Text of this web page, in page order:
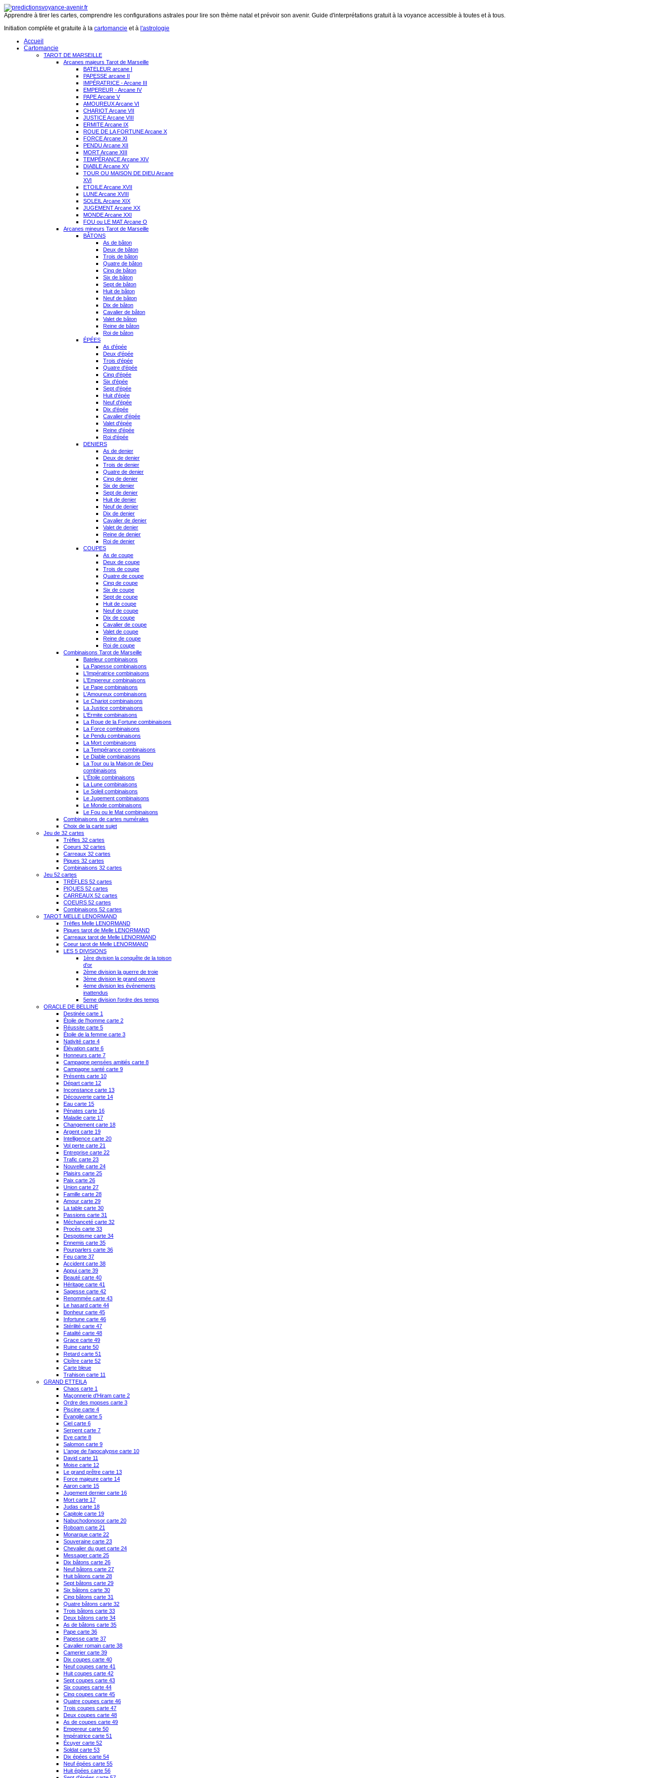
Apprendre à tirer les cartes, comprendre les configurations astrales pour lire son thème natal et prévoir son avenir. Guide d'interprétations gratuit à la voyance accessible à toutes et à tous.
Initiation complète et gratuite à la cartomancie et à l'astrologie
Accueil
Cartomancie
TAROT DE MARSEILLE
Arcanes majeurs Tarot de Marseille
BATELEUR arcane I
PAPESSE arcane II
IMPÉRATRICE - Arcane III
EMPEREUR - Arcane IV
PAPE Arcane V
AMOUREUX Arcane VI
CHARIOT Arcane VII
JUSTICE Arcane VIII
ERMITE Arcane IX
ROUE DE LA FORTUNE Arcane X
FORCE Arcane XI
PENDU Arcane XII
MORT Arcane XIII
TEMPÉRANCE Arcane XIV
DIABLE Arcane XV
TOUR OU MAISON DE DIEU Arcane
XVI
ETOILE Arcane XVII
LUNE Arcane XVIII
SOLEIL Arcane XIX
JUGEMENT Arcane XX
MONDE Arcane XXI
FOU ou LE MAT Arcane O
Arcanes mineurs Tarot de Marseille
BÂTONS
As de bâton
Deux de bâton
Trois de bâton
Quatre de bâton
Cinq de bâton
Six de bâton
Sept de bâton
Huit de bâton
Neuf de bâton
Dix de bâton
Cavalier de bâton
Valet de bâton
Reine de bâton
Roi de bâton
ÉPÉES
As d'épée
Deux d'épée
Trois d'épée
Quatre d'épée
Cinq d'épée
Six d'épée
Sept d'épée
Huit d'épée
Neuf d'épée
Dix d'épée
Cavalier d'épée
Valet d'épée
Reine d'épée
Roi d'épée
DENIERS
As de denier
Deux de denier
Trois de denier
Quatre de denier
Cinq de denier
Six de denier
Sept de denier
Huit de denier
Neuf de denier
Dix de denier
Cavalier de denier
Valet de denier
Reine de denier
Roi de denier
COUPES
As de coupe
Deux de coupe
Trois de coupe
Quatre de coupe
Cinq de coupe
Six de coupe
Sept de coupe
Huit de coupe
Neuf de coupe
Dix de coupe
Cavalier de coupe
Valet de coupe
Reine de coupe
Roi de coupe
Combinaisons Tarot de Marseille
Bateleur combinaisons
La Papesse combinaisons
L'Impératrice combinaisons
L'Empereur combinaisons
Le Pape combinaisons
L'Amoureux combinaisons
Le Chariot combinaisons
La Justice combinaisons
L'Ermite combinaisons
La Roue de la Fortune combinaisons
La Force combinaisons
Le Pendu combinaisons
La Mort combinaisons
La Tempérance combinaisons
Le Diable combinaisons
La Tour ou la Maison de Dieu
combinaisons
L'Étoile combinaisons
La Lune combinaisons
Le Soleil combinaisons
Le Jugement combinaisons
Le Monde combinaisons
Le Fou ou le Mat combinaisons
Combinaisons de cartes numérales
Choix de la carte sujet
Jeu de 32 cartes
Trèfles 32 cartes
Coeurs 32 cartes
Carreaux 32 cartes
Piques 32 cartes
Combinaisons 32 cartes
Jeu 52 cartes
TRÈFLES 52 cartes
PIQUES 52 cartes
CARREAUX 52 cartes
COEURS 52 cartes
Combinaisons 52 cartes
TAROT MELLE LENORMAND
Trèfles Melle LENORMAND
Piques tarot de Melle LENORMAND
Carreaux tarot de Melle LENORMAND
Coeur tarot de Melle LENORMAND
LES 5 DIVISIONS
1ère division la conquête de la toison
d'or
2ème division la guerre de troie
3ème division le grand oeuvre
4eme division les événements
inattendus
5eme division l'ordre des temps
ORACLE DE BELLINE
Destinée carte 1
Étoile de l'homme carte 2
Réussite carte 5
Étoile de la femme carte 3
Nativité carte 4
Élévation carte 6
Honneurs carte 7
Campagne pensées amitiés carte 8
Campagne santé carte 9
Présents carte 10
Départ carte 12
Inconstance carte 13
Découverte carte 14
Eau carte 15
Pénates carte 16
Maladie carte 17
Changement carte 18
Argent carte 19
Intelligence carte 20
Vol perte carte 21
Entreprise carte 22
Trafic carte 23
Nouvelle carte 24
Plaisirs carte 25
Paix carte 26
Union carte 27
Famille carte 28
Amour carte 29
La table carte 30
Passions carte 31
Méchanceté carte 32
Procès carte 33
Despotisme carte 34
Ennemis carte 35
Pourparlers carte 36
Feu carte 37
Accident carte 38
Appui carte 39
Beauté carte 40
Héritage carte 41
Sagesse carte 42
Renommée carte 43
Le hasard carte 44
Bonheur carte 45
Infortune carte 46
Stérilité carte 47
Fatalité carte 48
Grace carte 49
Ruine carte 50
Retard carte 51
Cloître carte 52
Carte bleue
Trahison carte 11
GRAND ETTEILA
Chaos carte 1
Maçonnerie d'Hiram carte 2
Ordre des mopses carte 3
Piscine carte 4
Évangile carte 5
Ciel carte 6
Serpent carte 7
Eve carte 8
Salomon carte 9
L'ange de l'apocalypse carte 10
David carte 11
Moise carte 12
Le grand prêtre carte 13
Force majeure carte 14
Aaron carte 15
Jugement dernier carte 16
Mort carte 17
Judas carte 18
Capitole carte 19
Nabuchodonosor carte 20
Roboam carte 21
Monarque carte 22
Souveraine carte 23
Chevalier du guet carte 24
Messager carte 25
Dix bâtons carte 26
Neuf bâtons carte 27
Huit bâtons carte 28
Sept bâtons carte 29
Six bâtons carte 30
Cinq bâtons carte 31
Quatre bâtons carte 32
Trois bâtons carte 33
Deux bâtons carte 34
As de bâtons carte 35
Pape carte 36
Papesse carte 37
Cavalier romain carte 38
Camerier carte 39
Dix coupes carte 40
Neuf coupes carte 41
Huit coupes carte 42
Sept coupes carte 43
Six coupes carte 44
Cinq coupes carte 45
Quatre coupes carte 46
Trois coupes carte 47
Deux coupes carte 48
As de coupes carte 49
Empereur carte 50
Impératrice carte 51
Écuyer carte 52
Soldat carte 53
Dix épées carte 54
Neuf épées carte 55
Huit épées carte 56